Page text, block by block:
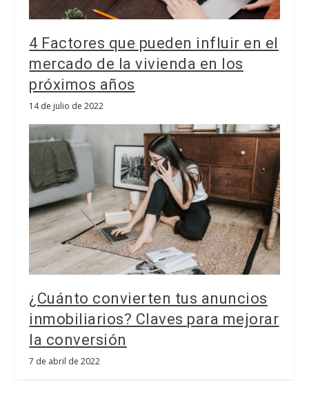
4 Factores que pueden influir en el
mercado de la vivienda en los
próximos años
14 de julio de 2022
¿Cuánto convierten tus anuncios
inmobiliarios? Claves para mejorar
la conversión
7 de abril de 2022